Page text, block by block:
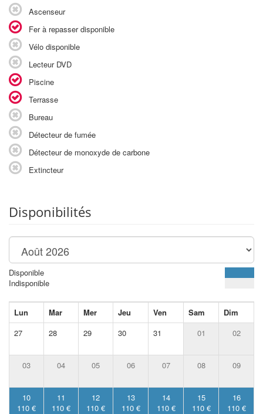
Ascenseur
Fer à repasser disponible
Vélo disponible
Lecteur DVD
Piscine
Terrasse
Bureau
Détecteur de fumée
Détecteur de monoxyde de carbone
Extincteur
Disponibilités
Disponible
Indisponible
Lun Mar Mer Jeu Ven Sam
Dim
27
28 29 30 31 01 02
03 04 05 06 07 08 09
10
110 €
11
110 €
12
110 €
13
110 €
14
110 €
15
110 €
16
110 €